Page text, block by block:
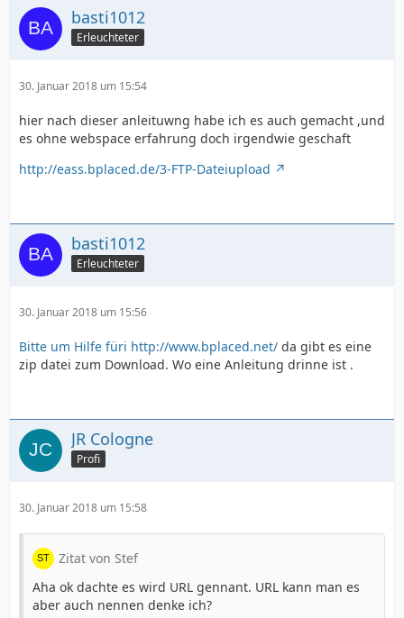
basti1012
Erleuchteter
30. Januar 2018 um 15:54
hier nach dieser anleituwng habe ich es auch gemacht ,und
es ohne webspace erfahrung doch irgendwie geschaft
http://eass.bplaced.de/3-FTP-Dateiupload
basti1012
Erleuchteter
30. Januar 2018 um 15:56
Bitte um Hilfe füri http://www.bplaced.net/ da gibt es eine
zip datei zum Download. Wo eine Anleitung drinne ist .
JR Cologne
Profi
30. Januar 2018 um 15:58
Zitat von Stef
Aha ok dachte es wird URL gennant. URL kann man es
aber auch nennen denke ich?